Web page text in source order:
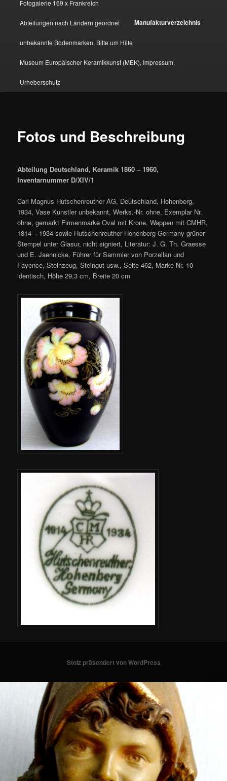
Fotogalerie 169 x Frankreich
Abteilungen nach Ländern geordnet Manufakturverzeichnis
unbekannte Bodenmarken, Bitte um Hilfe
Museum Europäischer Keramikkunst (MEK), Impressum,
Urheberschutz
Fotos und Beschreibung
Abteilung Deutschland, Keramik 1860 – 1960,
Inventarnummer D/XIV/1
Carl Magnus Hutschenreuther AG, Deutschland, Hohenberg,
1934, Vase Künstler unbekannt, Werks.-Nr. ohne, Exemplar Nr.
ohne, gemarkt Firmenmarke Oval mit Krone, Wappen mit CMHR,
1814 – 1934 sowie Hutschenreuther Hohenberg Germany grüner
Stempel unter Glasur, nicht signiert, Literatur: J. G. Th. Graesse
und E. Jaennicke, Führer für Sammler von Porzellan und
Fayence, Steinzeug, Steingut usw., Seite 462, Marke Nr. 10
identisch, Höhe 29,3 cm, Breite 20 cm
Stolz präsentiert von WordPress